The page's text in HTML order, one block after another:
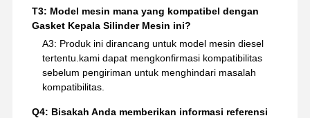
T3: Model mesin mana yang kompatibel dengan
Gasket Kepala Silinder Mesin ini?
A3: Produk ini dirancang untuk model mesin diesel
tertentu.kami dapat mengkonfirmasi kompatibilitas
sebelum pengiriman untuk menghindari masalah
kompatibilitas.
Q4: Bisakah Anda memberikan informasi referensi